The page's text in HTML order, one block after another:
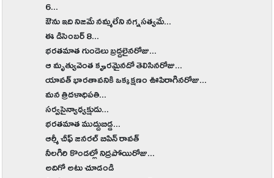
6...
ఔను ఇది నిజమే నమ్మలేని నగ్నసత్యమే...
ఈ డిసెంబర్ 8...
భరతమాత గుండెలు బ్రద్దలైనరోజు...
ఆ మృత్యువెంత కౄరమైనదో తెలిసినరోజు...
యావత్ భారతావనికి ఒక్కక్షణం ఊపిరాగినరోజు...
మన త్రిదళాధిపతి...
సర్వసైన్యాధ్యక్షుడు...
భరతమాత ముద్దుబిడ్డ...
ఆర్మీ చీఫ్ జనరల్ బిపిన్ రావత్
నీలగిరి కొండల్లో నిద్రపోయిరోజు...
అదిగో అటు చూడండి